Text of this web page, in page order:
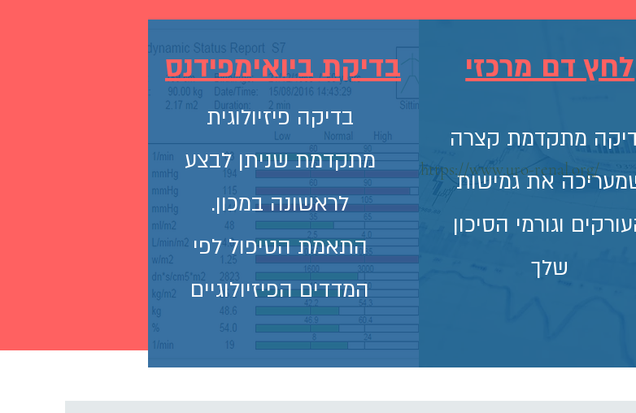
בדיקת ביואימפידנס
בדיקה פיזיולוגית
מתקדמת שניתן לבצע
לראשונה במכון.
התאמת הטיפול לפי
המדדים הפיזיולוגיים
לחץ דם מרכזי
מתקדמת קצרה
את גמישות
וגורמי הסיכון
שלך
https://www.uro-renal.org/